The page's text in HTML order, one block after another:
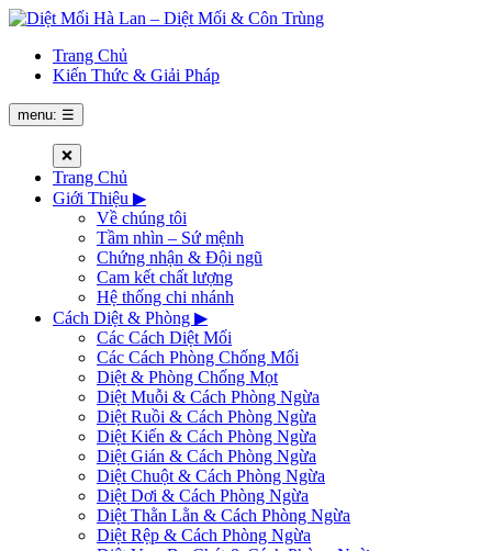
Trang Chủ
Kiến Thức & Giải Pháp
menu: ☰
❌
Trang Chủ
Giới Thiệu ▶
Về chúng tôi
Tầm nhìn – Sứ mệnh
Chứng nhận & Đội ngũ
Cam kết chất lượng
Hệ thống chi nhánh
Cách Diệt & Phòng ▶
Các Cách Diệt Mối
Các Cách Phòng Chống Mối
Diệt & Phòng Chống Mọt
Diệt Muỗi & Cách Phòng Ngừa
Diệt Ruồi & Cách Phòng Ngừa
Diệt Kiến & Cách Phòng Ngừa
Diệt Gián & Cách Phòng Ngừa
Diệt Chuột & Cách Phòng Ngừa
Diệt Dơi & Cách Phòng Ngừa
Diệt Thằn Lằn & Cách Phòng Ngừa
Diệt Rệp & Cách Phòng Ngừa